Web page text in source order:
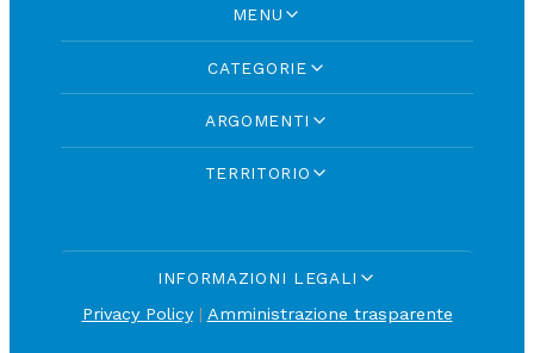
MENU
CATEGORIE
ARGOMENTI
TERRITORIO
INFORMAZIONI LEGALI
Privacy Policy| Amministrazione trasparente